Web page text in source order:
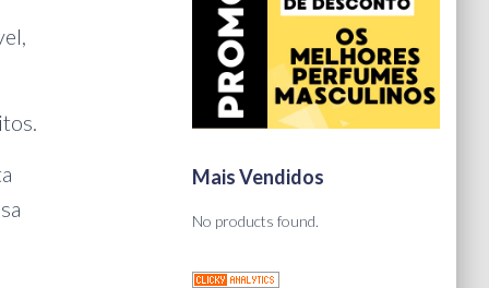
Mais Vendidos
No products found.